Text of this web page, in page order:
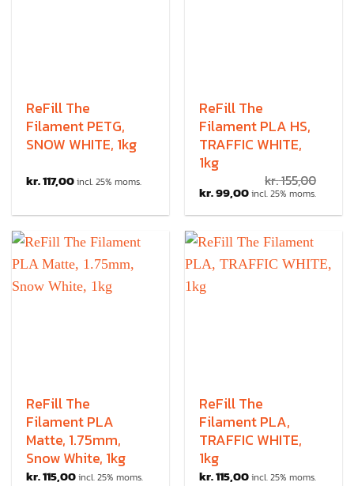
ReFill The
Filament PETG,
SNOW WHITE, 1kg
kr.117,00incl. 25% moms.
ReFill The
Filament PLA HS,
TRAFFIC WHITE,
1kg
kr.155,00
kr.99,00incl. 25% moms.
ReFill The
Filament PLA
Matte, 1.75mm,
Snow White, 1kg
kr.115,00incl. 25% moms.
ReFill The
Filament PLA,
TRAFFIC WHITE,
1kg
kr.115,00incl. 25% moms.